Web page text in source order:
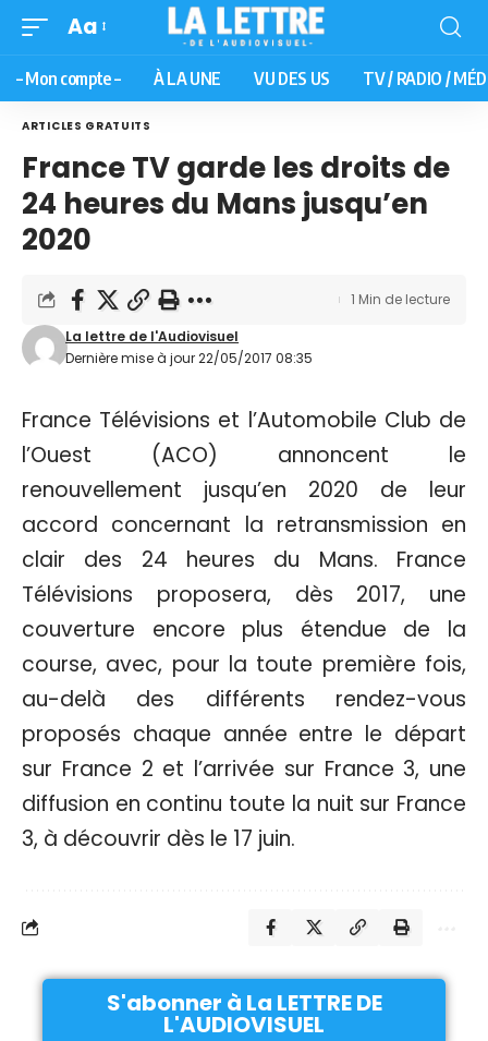
Aa
– Mon compte – À LA UNE VU DES US TV / RADIO /
ARTICLES GRATUITS
France TV garde les droits de
24 heures du Mans jusqu’en
2020
Dernière mise à jour 22/05/2017 08:35
La lettre de l'Audiovisuel
1 Min de lecture
France Télévisions et l’Automobile Club de
l’Ouest (ACO) annoncent le
renouvellement jusqu’en 2020 de leur
accord concernant la retransmission en
clair des 24 heures du Mans. France
Télévisions proposera, dès 2017, une
couverture encore plus étendue de la
course, avec, pour la toute première fois,
au-delà des différents rendez-vous
proposés chaque année entre le départ
sur France 2 et l’arrivée sur France 3, une
diffusion en continu toute la nuit sur France
3, à découvrir dès le 17 juin.
S'abonner à La LETTRE DE
L'AUDIOVISUEL